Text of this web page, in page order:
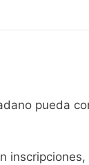
pueda